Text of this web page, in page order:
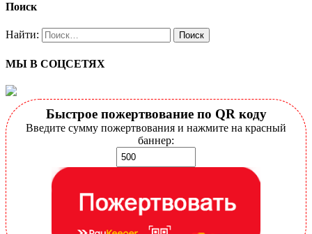
Поиск
Найти:
МЫ В СОЦСЕТЯХ
Быстрое пожертвование по QR коду
Введите сумму пожертвования и нажмите на красный
баннер: